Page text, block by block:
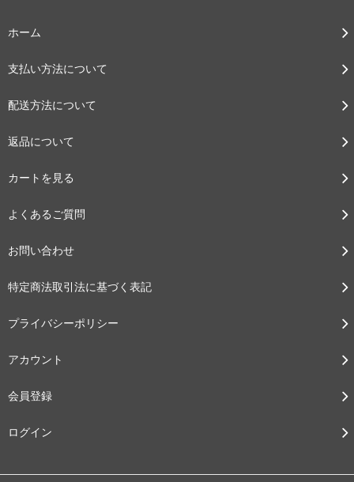
ホーム
支払い方法について
配送方法について
返品について
カートを見る
よくあるご質問
お問い合わせ
特定商法取引法に基づく表記
プライバシーポリシー
アカウント
会員登録
ログイン